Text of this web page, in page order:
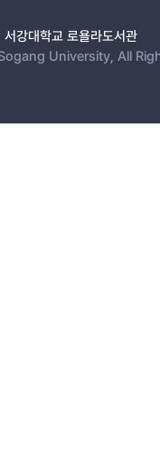
강대학교 로욜라도서관
University, All